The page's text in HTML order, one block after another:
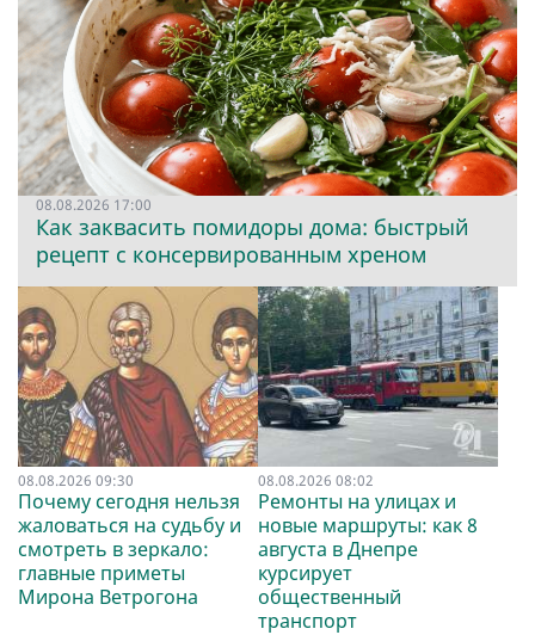
08.08.2026 17:00
Как заквасить помидоры дома: быстрый
рецепт с консервированным хреном
08.08.2026 09:30
Почему сегодня нельзя
жаловаться на судьбу и
смотреть в зеркало:
главные приметы
Мирона Ветрогона
08.08.2026 08:02
Ремонты на улицах и
новые маршруты: как 8
августа в Днепре
курсирует
общественный
транспорт